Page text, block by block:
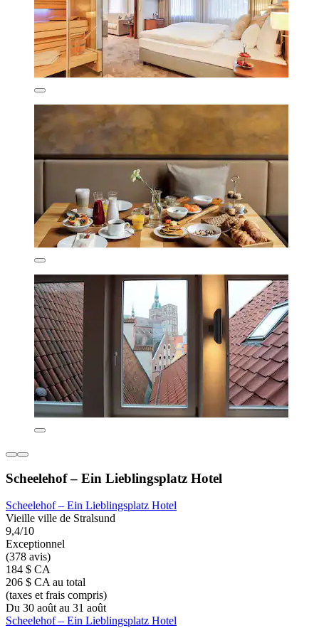
Scheelehof – Ein Lieblingsplatz Hotel
Scheelehof – Ein Lieblingsplatz Hotel
Vieille ville de Stralsund
9,4/10
Exceptionnel
(378 avis)
184 $ CA
206 $ CA au total
(taxes et frais compris)
Du 30 août au 31 août
Scheelehof – Ein Lieblingsplatz Hotel